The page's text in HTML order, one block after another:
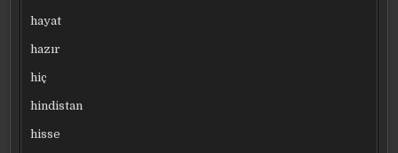
hayat
hazır
hiç
hindistan
hisse